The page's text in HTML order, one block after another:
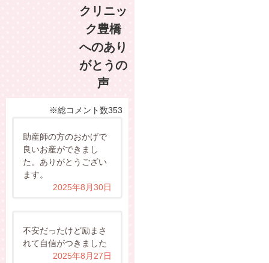
クリニッ
ク豊橋
へのあり
がとうの
声
※総コメント数353
助産師の方のおかげで
良いお産ができまし
た。ありがとうござい
ます。
2025年8月30日
不安だったけど励まさ
れて自信がつきました
2025年8月27日